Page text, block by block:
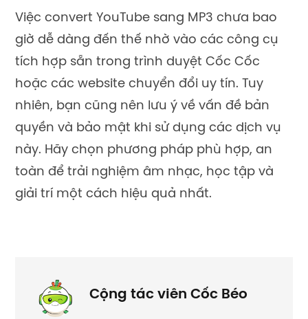
Việc convert YouTube sang MP3 chưa bao
giờ dễ dàng đến thế nhờ vào các công cụ
tích hợp sẵn trong trình duyệt Cốc Cốc
hoặc các website chuyển đổi uy tín. Tuy
nhiên, bạn cũng nên lưu ý về vấn đề bản
quyền và bảo mật khi sử dụng các dịch vụ
này. Hãy chọn phương pháp phù hợp, an
toàn để trải nghiệm âm nhạc, học tập và
giải trí một cách hiệu quả nhất.
Cộng tác viên Cốc Béo